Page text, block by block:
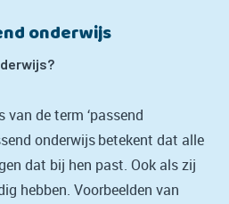
onderwijs
de term ‘passend
onderwijs betekent dat alle
dat bij hen past. Ook als zij
hebben. Voorbeelden van